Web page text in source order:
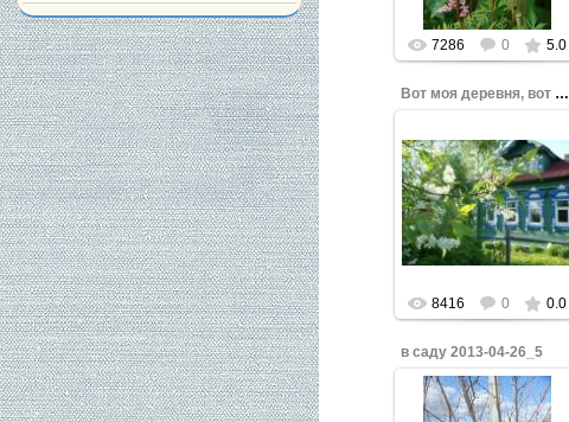
7286 0 5.0
Вот моя деревня, вот мой дом родной...
Нажмите, чтобы
увеличить.
8416 0 0.0
в саду 2013-04-26_5